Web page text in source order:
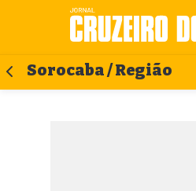
Sorocaba / Região